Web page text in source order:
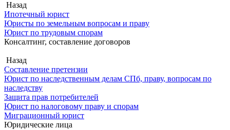
Назад
Ипотечный юрист
Юристы по земельным вопросам и праву
Юрист по трудовым спорам
Консалтинг, составление договоров
Назад
Составление претензии
Юрист по наследственным делам СПб, праву, вопросам по
наследству
Защита прав потребителей
Юрист по налоговому праву и спорам
Миграционный юрист
Юридические лица